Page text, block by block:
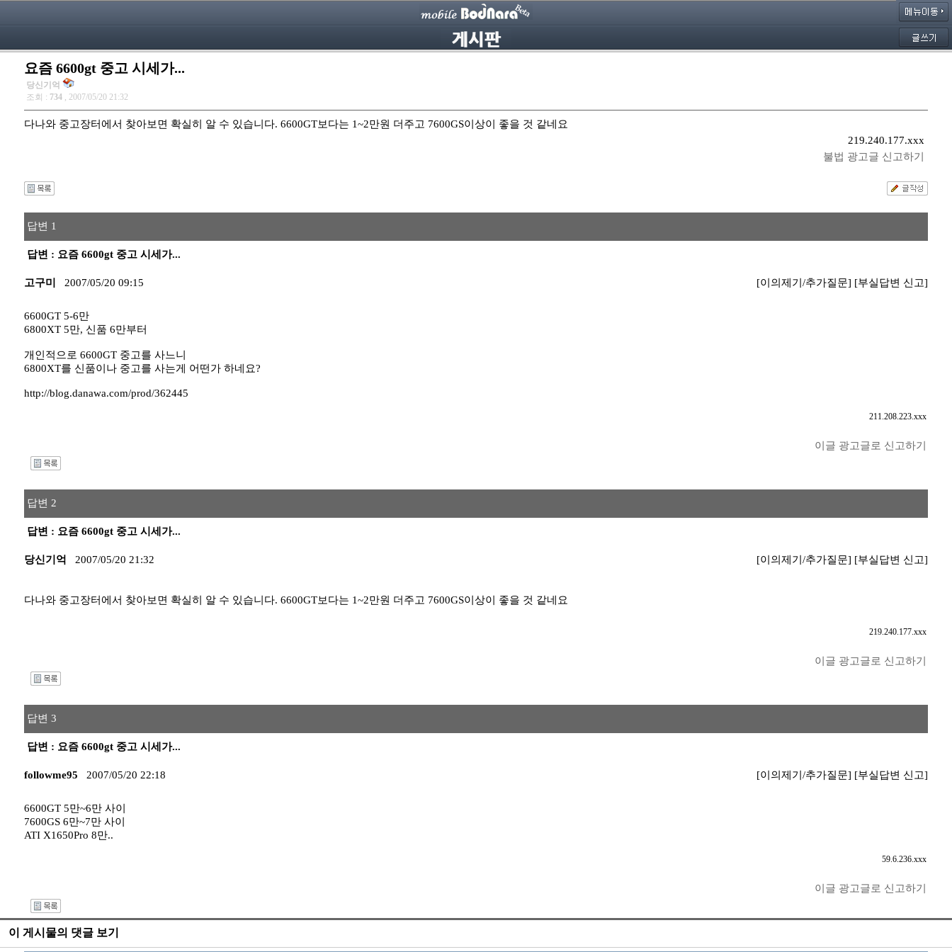
요즘 6600gt 중고 시세가...
당신기억
조회 : 734 , 2007/05/20 21:32
다나와 중고장터에서 찾아보면 확실히 알 수 있습니다. 6600GT보다는 1~2만원 더주고 7600GS이상이 좋을 것 같네요
219.240.177.xxx
불법 광고글 신고하기
답변 1
답변 : 요즘 6600gt 중고 시세가...
고구미 2007/05/20 09:15 [이의제기/추가질문] [부실답변 신고]
6600GT 5-6만
6800XT 5만, 신품 6만부터
개인적으로 6600GT 중고를 사느니
6800XT를 신품이나 중고를 사는게 어떤가 하네요?
http://blog.danawa.com/prod/362445
211.208.223.xxx
이글 광고글로 신고하기
답변 2
답변 : 요즘 6600gt 중고 시세가...
당신기억 2007/05/20 21:32 [이의제기/추가질문] [부실답변 신고]
다나와 중고장터에서 찾아보면 확실히 알 수 있습니다. 6600GT보다는 1~2만원 더주고 7600GS이상이 좋을 것 같네요
219.240.177.xxx
이글 광고글로 신고하기
답변 3
답변 : 요즘 6600gt 중고 시세가...
followme95 2007/05/20 22:18 [이의제기/추가질문] [부실답변 신고]
6600GT 5만~6만 사이
7600GS 6만~7만 사이
ATI X1650Pro 8만..
59.6.236.xxx
이글 광고글로 신고하기
이 게시물의 댓글 보기